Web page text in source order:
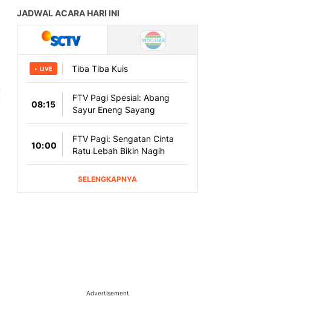
Advertisement